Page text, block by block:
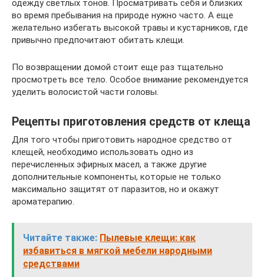
одежду светлых тонов. Просматривать себя и близких
во время пребывания на природе нужно часто. А еще
желательно избегать высокой травы и кустарников, где
привычно предпочитают обитать клещи.
По возвращении домой стоит еще раз тщательно
просмотреть все тело. Особое внимание рекомендуется
уделить волосистой части головы.
Рецепты приготовления средств от клеща
Для того чтобы приготовить народное средство от
клещей, необходимо использовать одно из
перечисленных эфирных масел, а также другие
дополнительные компоненты, которые не только
максимально защитят от паразитов, но и окажут
ароматерапию.
Читайте также: Пылевые клещи: как
избавиться в мягкой мебели народными
средствами